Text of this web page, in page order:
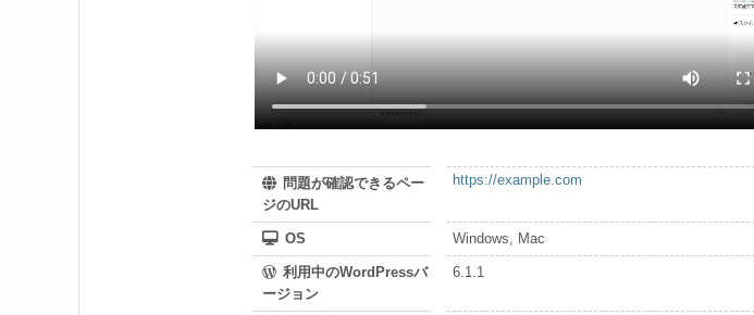
問題が確認できるペー
ジのURL
https://example.com
OS Windows, Mac
利用中のWordPressバ
ージョン
6.1.1